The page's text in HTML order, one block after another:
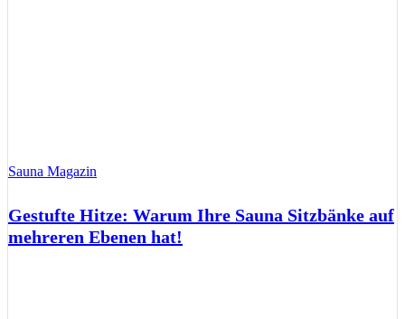
Sauna Magazin
Gestufte Hitze: Warum Ihre Sauna Sitzbänke auf
mehreren Ebenen hat!